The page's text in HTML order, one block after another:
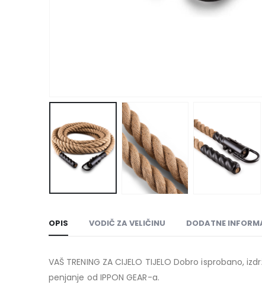
OPIS VODIČ ZA VELIČINU DODATNE
VAŠ TRENING ZA CIJELO TIJELO Dobro
penjanje od IPPON GEAR-a.